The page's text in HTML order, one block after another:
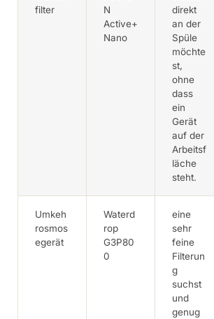
filter
N
Active+
Nano
direkt
an der
Spüle
möchte
st,
ohne
dass
ein
Gerät
auf der
Arbeitsf
läche
steht.
Umkeh
rosmos
egerät
Waterd
rop
G3P80
0
eine
sehr
feine
Filterun
g
suchst
und
genug